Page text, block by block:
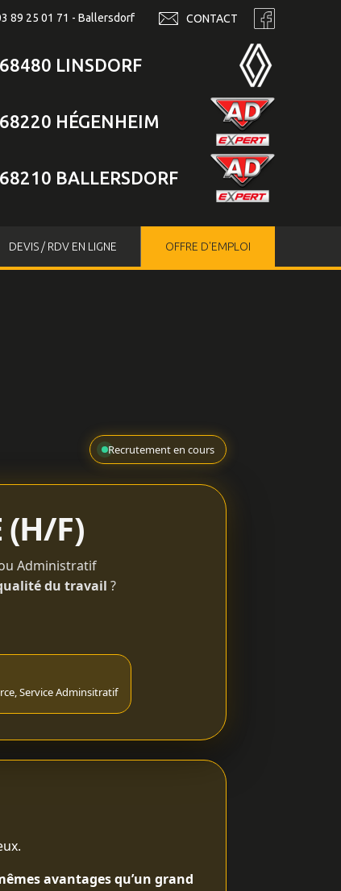
89 25 01 71 - Ballersdorf CONTACT
68480 LINSDORF
68220 HÉGENHEIM
68210 BALLERSDORF
DEVIS / RDV EN LIGNE OFFRE D'EMPLOI
Recrutement en cours
(H/F)
Administratif
du travail ?
Service Adminsitratif
avantages qu’un grand